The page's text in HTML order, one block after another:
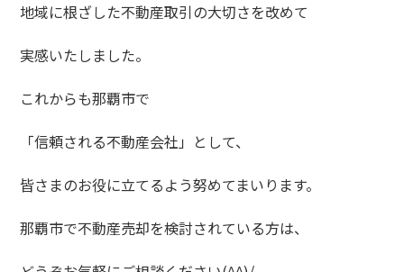
地域に根ざした不動産取引の大切さを改めて
実感いたしました。
これからも那覇市で
「信頼される不動産会社」として、
皆さまのお役に立てるよう努めてまいります。
那覇市で不動産売却を検討されている方は、